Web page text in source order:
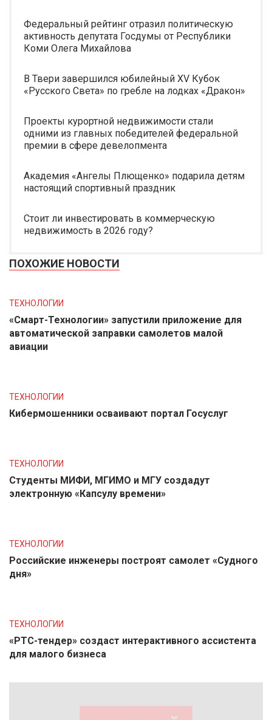
Федеральный рейтинг отразил политическую
активность депутата Госдумы от Республики
Коми Олега Михайлова
В Твери завершился юбилейный XV Кубок
«Русского Света» по гребле на лодках «Дракон»
Проекты курортной недвижимости стали
одними из главных победителей федеральной
премии в сфере девелопмента
Академия «Ангелы Плющенко» подарила детям
настоящий спортивный праздник
Стоит ли инвестировать в коммерческую
недвижимость в 2026 году?
ПОХОЖИЕ НОВОСТИ
ТЕХНОЛОГИИ
«Смарт-Технологии» запустили приложение для
автоматической заправки самолетов малой
авиации
ТЕХНОЛОГИИ
Кибермошенники осваивают портал Госуслуг
ТЕХНОЛОГИИ
Студенты МИФИ, МГИМО и МГУ создадут
электронную «Капсулу времени»
ТЕХНОЛОГИИ
Российские инженеры построят самолет «Судного
дня»
ТЕХНОЛОГИИ
«РТС-тендер» создаст интерактивного ассистента
для малого бизнеса